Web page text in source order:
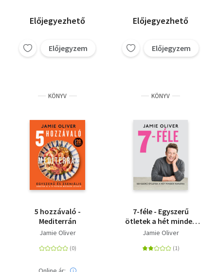
Előjegyezhető
Előjegyzem
Előjegyezhető
Előjegyzem
KÖNYV
5 hozzávaló -
Mediterrán
Jamie Oliver
KÖNYV
7-féle - Egyszerű
ötletek a hét minden
napjára
Jamie Oliver